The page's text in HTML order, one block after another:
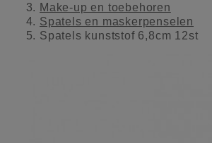
Make-up en toebehoren
Spatels en maskerpenselen
Spatels kunststof 6,8cm 12st